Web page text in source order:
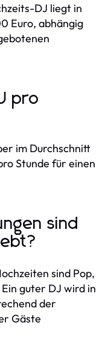
DJ liegt in
Euro, abhängig
pro
im Durchschnitt
Stunde für einen
sind
sind Pop,
guter DJ wird in
der
Gäste